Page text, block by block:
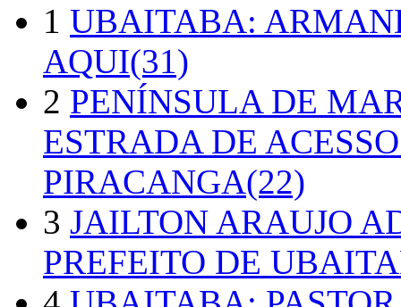
1 UBAITABA:
AQUI(31)
2 PENÍNSULA DE
ESTRADA DE
PIRACANGA(22)
3 JAILTON ARAUJO
PREFEITO DE